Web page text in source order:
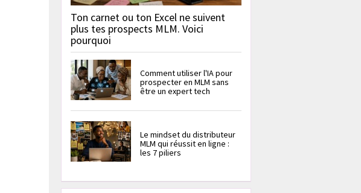
Ton carnet ou ton Excel ne suivent
plus tes prospects MLM. Voici
pourquoi
Comment utiliser l'IA pour
prospecter en MLM sans
être un expert tech
Le mindset du distributeur
MLM qui réussit en ligne :
les 7 piliers